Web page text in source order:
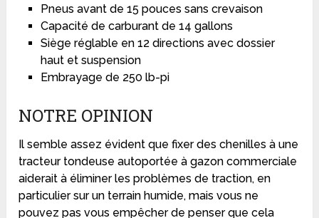
Pneus avant de 15 pouces sans crevaison
Capacité de carburant de 14 gallons
Siège réglable en 12 directions avec dossier
haut et suspension
Embrayage de 250 lb-pi
NOTRE OPINION
Il semble assez évident que fixer des chenilles à une
tracteur tondeuse autoportée à gazon commerciale
aiderait à éliminer les problèmes de traction, en
particulier sur un terrain humide, mais vous ne
pouvez pas vous empêcher de penser que cela